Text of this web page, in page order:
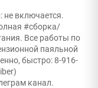
не включается.
#сборка/
Все работы по
паяльной
быстро: 8-916-
канал.